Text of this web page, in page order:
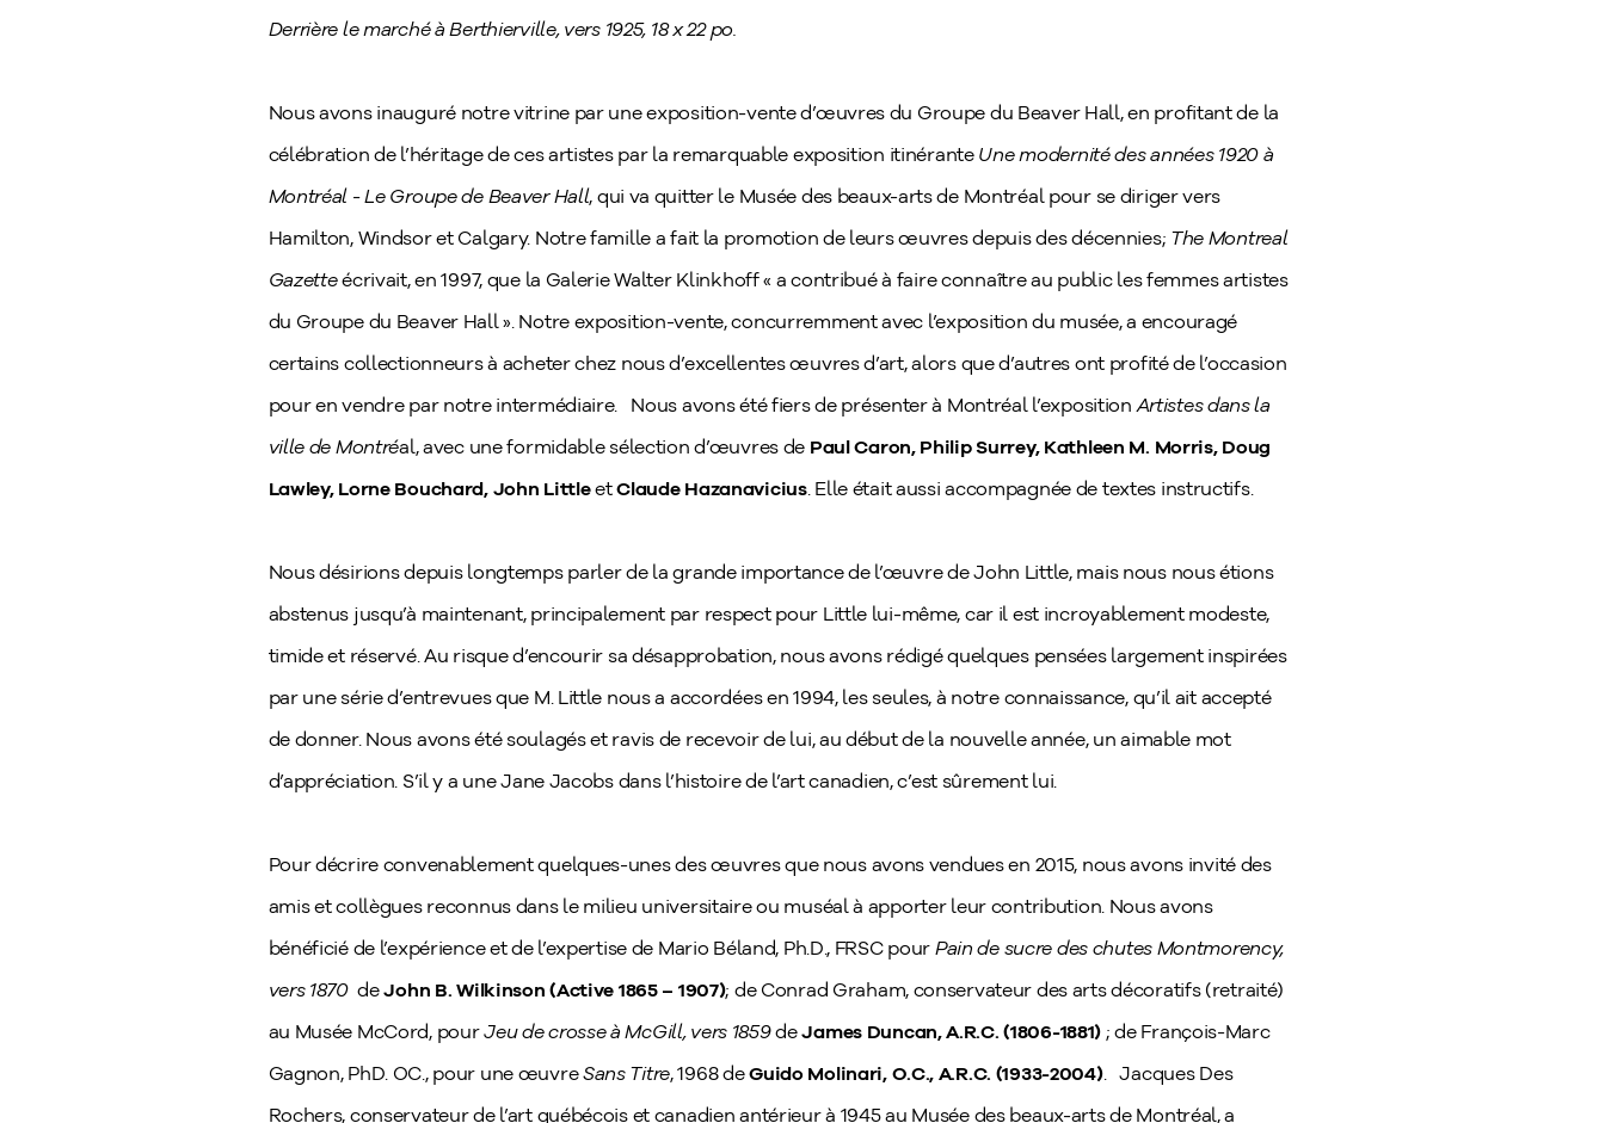
Derrière le marché à Berthierville, vers 1925, 18 x 22 po.
Nous avons inauguré notre vitrine par une exposition-vente d’œuvres du Groupe du Beaver Hall, en profitant de la
célébration de l’héritage de ces artistes par la remarquable exposition itinérante Une modernité des années 1920 à
Montréal - Le Groupe de Beaver Hall, qui va quitter le Musée des beaux-arts de Montréal pour se diriger vers
Hamilton, Windsor et Calgary. Notre famille a fait la promotion de leurs œuvres depuis des décennies; The Montreal
Gazetteécrivait, en 1997, que la Galerie Walter Klinkhoff « a contribué à faire connaître au public les femmes artistes
du Groupe du Beaver Hall ». Notre exposition-vente, concurremment avec l’exposition du musée, a encouragé
certains collectionneurs à acheter chez nous d’excellentes œuvres d’art, alors que d’autres ont profité de l’occasion
pour en vendre par notre intermédiaire.
Nous avons été fiers de présenter à Montréal l’expositionArtistes dans la
ville de Montréal, avec une formidable sélection d’œuvres de Paul Caron, Philip Surrey, Kathleen M. Morris, Doug
Lawley, Lorne Bouchard, John LittleetClaude Hazanavicius. Elle était aussi accompagnée de textes instructifs.
Nous désirions depuis longtemps parler de la grande importance de l’œuvre de John Little, mais nous nous étions
abstenus jusqu’à maintenant, principalement par respect pour Little lui-même, car il est incroyablement modeste,
timide et réservé. Au risque d’encourir sa désapprobation, nous avons rédigé quelques pensées largement inspirées
par une série d’entrevues que M. Little nous a accordées en 1994, les seules, à notre connaissance, qu’il ait accepté
de donner. Nous avons été soulagés et ravis de recevoir de lui, au début de la nouvelle année, un aimable mot
d’appréciation. S’il y a une Jane Jacobs dans l’histoire de l’art canadien, c’est sûrement lui.
Pour décrire convenablement quelques-unes des œuvres que nous avons vendues en 2015, nous avons invité des
amis et collègues reconnus dans le milieu universitaire ou muséal à apporter leur contribution. Nous avons
bénéficié de l’expérience et de l’expertise de Mario Béland, Ph.D., FRSC pour Pain de sucre des chutes Montmorency,
vers 1870deJohn B. Wilkinson (Active 1865 – 1907); de Conrad Graham, conservateur des arts décoratifs (retraité)
au Musée McCord, pourJeu de crosse à McGill, vers 1859deJames Duncan, A.R.C. (1806-1881) ; de François-Marc
Gagnon, PhD. OC., pour une œuvreSans Titre, 1968 deGuido Molinari, O.C., A.R.C. (1933-2004). Jacques Des
Rochers, conservateur de l’art québécois et canadien antérieur à 1945 au Musée des beaux-arts de Montréal, a